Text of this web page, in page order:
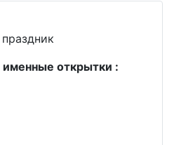
именные открытки :